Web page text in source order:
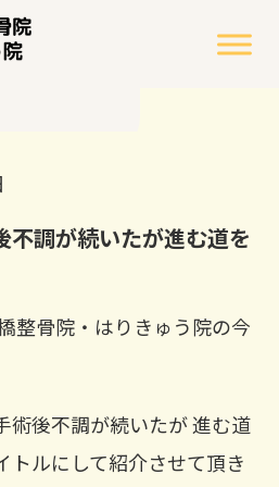
不調が続いたが進む道を
整骨院・はりきゅう院の今
術後不調が続いたが 進む道
トルにして紹介させて頂き